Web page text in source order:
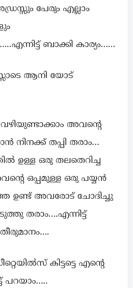
പേരും എല്ലാം
ബാക്കി കാര്യം……
ആനി യോട്
അവന്റെ
നിനക്ക് തപ്പി തരാം…
ഉള്ള ഒരു തലതെറിച്ച
ഒപ്പമുള്ള ഒരു പയ്യൻ
ഉണ്ട് അവരോട് ചോദിച്ചു
തരാം….എന്നിട്ട്
കിട്ടട്ടെ എന്റെ
പറയാം…..